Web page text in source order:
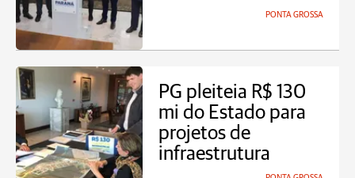
PONTA GROSSA
PG pleiteia R$ 130
mi do Estado para
projetos de
infraestrutura